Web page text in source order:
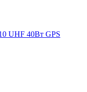
UHF 40Вт GPS